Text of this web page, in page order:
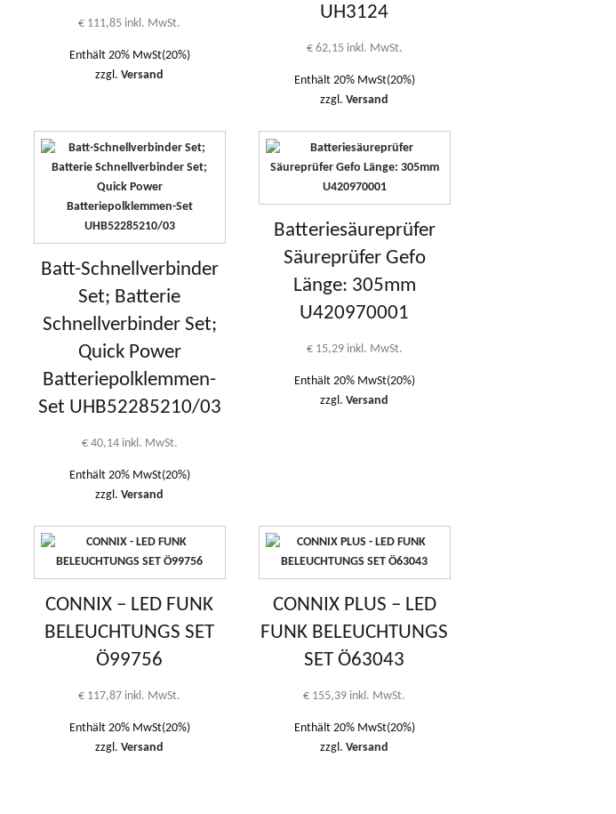
€ 111,85 inkl. MwSt.
Enthält 20% MwSt(20%)
zzgl.Versand
UH3124
€62,15 inkl. MwSt.
Enthält 20% MwSt(20%)
zzgl.Versand
Batt-Schnellverbinder
Set; Batterie
Schnellverbinder Set;
Quick Power
Batteriepolklemmen-
Set UHB52285210/03
€40,14 inkl. MwSt.
Enthält 20% MwSt(20%)
zzgl.Versand
Batteriesäureprüfer
Säureprüfer Gefo
Länge: 305mm
U420970001
€15,29 inkl. MwSt.
Enthält 20% MwSt(20%)
zzgl.Versand
CONNIX – LED FUNK
BELEUCHTUNGS SET
Ö99756
€ 117,87 inkl. MwSt.
Enthält 20% MwSt(20%)
zzgl.Versand
CONNIX PLUS – LED
FUNK BELEUCHTUNGS
SET Ö63043
€ 155,39 inkl. MwSt.
Enthält 20% MwSt(20%)
zzgl.Versand